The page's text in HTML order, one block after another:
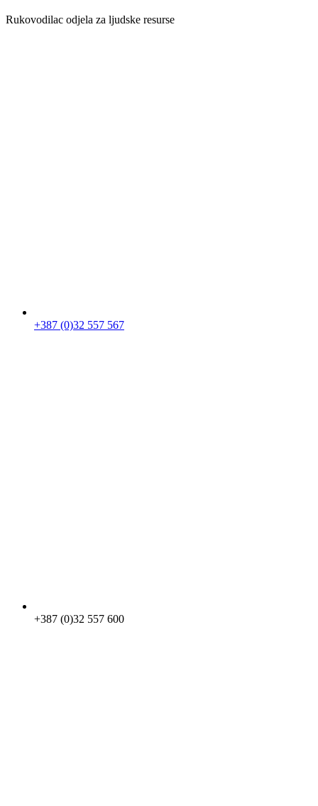
Rukovodilac odjela za ljudske resurse
+387 (0)32 557 567
+387 (0)32 557 600